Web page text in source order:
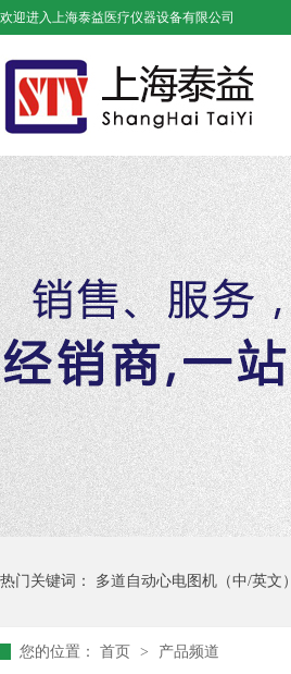
欢迎进入上海泰益医疗仪器设备有限公司
热门关键词： 多道自动心电图机（中/英文）
您的位置： 首页 > 产品频道